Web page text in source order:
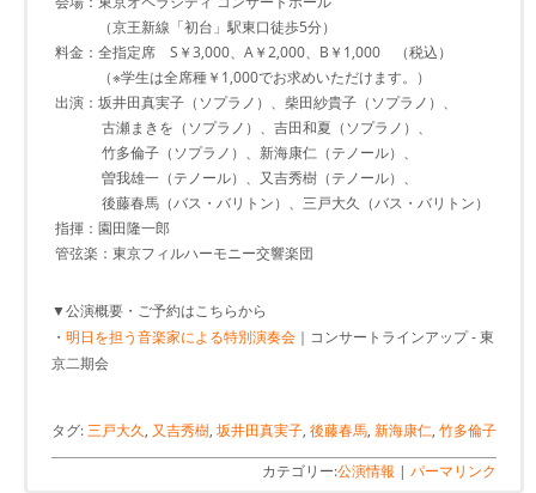
（京王新線「初台」駅東口徒歩5分）
料金：全指定席 S￥3,000、A￥2,000、B￥1,000 （税込）
（※学生は全席種￥1,000でお求めいただけます。）
出演：坂井田真実子（ソプラノ）、柴田紗貴子（ソプラノ）、
古瀬まきを（ソプラノ）、吉田和夏（ソプラノ）、
竹多倫子（ソプラノ）、新海康仁（テノール）、
曽我雄一（テノール）、又吉秀樹（テノール）、
後藤春馬（バス・バリトン）、三戸大久（バス・バリトン）
指揮：園田隆一郎
管弦楽：東京フィルハーモニー交響楽団
▼公演概要・ご予約はこちらから
・ 明日を担う音楽家による特別演奏会 ｜コンサートラインアップ - 東
京二期会
タグ:三戸大久, 又吉秀樹, 坂井田真実子, 後藤春馬, 新海康仁, 竹多倫子
カテゴリー:公演情報 | パーマリンク